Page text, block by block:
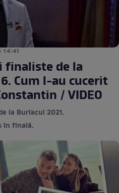
finaliste de la
Cum l-au cucerit
/ VIDEO
la Burlacul 2021.
în finală.